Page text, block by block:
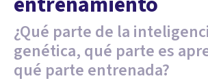
¿Qué parte de la
genética, qué parte es
qué parte entrenada?